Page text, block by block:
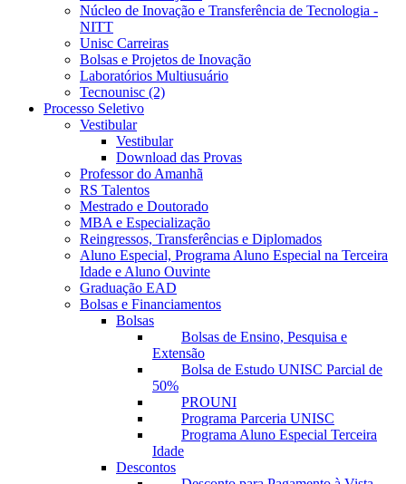
Núcleo de Inovação e Transferência de Tecnologia -
NITT
Unisc Carreiras
Bolsas e Projetos de Inovação
Laboratórios Multiusuário
Tecnounisc (2)
Processo Seletivo
Vestibular
Vestibular
Download das Provas
Professor do Amanhã
RS Talentos
Mestrado e Doutorado
MBA e Especialização
Reingressos, Transferências e Diplomados
Aluno Especial, Programa Aluno Especial na Terceira
Idade e Aluno Ouvinte
Graduação EAD
Bolsas e Financiamentos
Bolsas
Bolsas de Ensino, Pesquisa e
Extensão
Bolsa de Estudo UNISC Parcial de
50%
PROUNI
Programa Parceria UNISC
Programa Aluno Especial Terceira
Idade
Descontos